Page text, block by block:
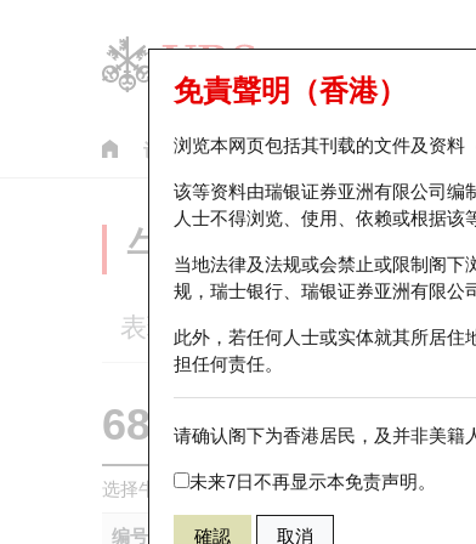
认股证 牛熊证 美股指数产品 轮证
免責聲明（香港）
浏览本网页包括其刊载的文件及资料
该等资料由瑞银证券亚洲有限公司编
人士不得浏览、使用、依赖或根据该
当地法律及法规或会禁止或限制阁
规，瑞士银行、瑞银证券亚洲有限公
此外，若任何人士或实体就其所居住
担任何责任。
请确认阁下为香港居民，及并非美籍
未来7日不再显示本免责声明。
確認 取消
牛熊证分析仪
表现 街货统计 比较
68647 瑞银牛证
选择牛熊证作比较 *你可以选择最多五只牛熊证
编号